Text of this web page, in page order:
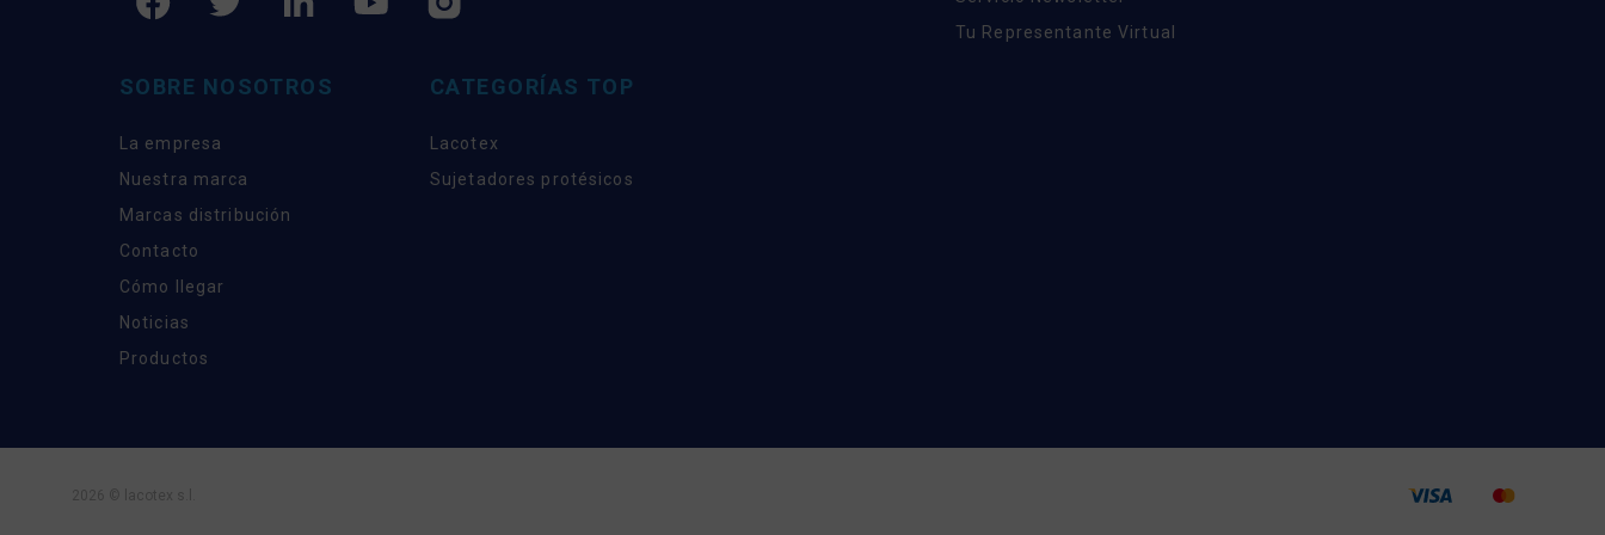
Tu Representante Virtual
SOBRE NOSOTROS
La empresa
Nuestra marca
Marcas distribución
Contacto
Cómo llegar
Noticias
Productos
CATEGORÍAS TOP
Lacotex
Sujetadores protésicos